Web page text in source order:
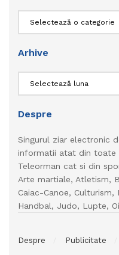
Arhive
Despre
Singurul ziar electronic
informatii atat din toate
Teleorman cat si din
Arte martiale, Atletism,
Caiac-Canoe,
Handbal, Judo, Lupte,
Despre Publicitate